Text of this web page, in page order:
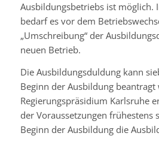
Ausbildungsbetriebs ist möglich.
bedarf es vor dem
„Umschreibung“ der
neuen Betrieb.
Die Ausbildungsduldung kann
Beginn der Ausbildung beantragt
Regierungspräsidium Karlsruhe
der Voraussetzungen frühestens
Beginn der Ausbildung die